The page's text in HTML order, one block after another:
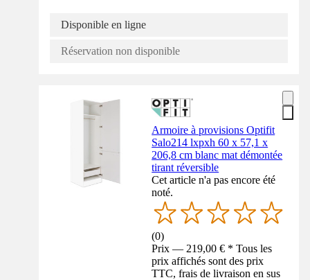
Disponible en ligne
Réservation non disponible
Armoire à provisions Optifit
Salo214 lxpxh 60 x 57,1 x
206,8 cm blanc mat démontée
tirant réversible
Cet article n'a pas encore été
noté.
(0)
Prix — 219,00 € * Tous les
prix affichés sont des prix
TTC, frais de livraison en sus